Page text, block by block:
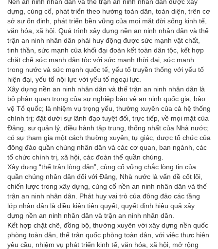
dựng, củng cố, phát triển theo hướng toàn dân, toàn diện, trên cơ
sở sự ổn định, phát triển bền vững của mọi mặt đời sống kinh tế,
văn hóa, xã hội. Quá trình xây dựng nền an ninh nhân dân và thế
trận an ninh nhân dân phải huy động được sức mạnh vật chất,
tinh thần, sức mạnh của khối đại đoàn kết toàn dân tộc, kết hợp
chặt chẽ sức mạnh dân tộc với sức mạnh thời đại, sức mạnh
trong nước và sức mạnh quốc tế, yếu tố truyền thống với yếu tố
hiện đại, yếu tố nội lực với yếu tố ngoại lực.
Xây dựng nền an ninh nhân dân và thế trận an ninh nhân dân là
bộ phận quan trọng của sự nghiệp bảo vệ an ninh quốc gia, bảo
vệ Tổ quốc; là nhiệm vụ trọng yếu, thường xuyên của cả hệ thống
chính trị; đặt dưới sự lãnh đạo tuyệt đối, trực tiếp, về mọi mặt của
Đảng, sự quản lý, điều hành tập trung, thống nhất của Nhà nước;
có sự tham gia một cách thường xuyên, tự giác, được tổ chức của
đông đảo quần chúng nhân dân và các cơ quan, ban ngành, các
tổ chức chính trị, xã hội, các đoàn thể quần chúng.
Xây dựng “thế trận lòng dân”, củng cố vững chắc lòng tin của
quần chúng nhân dân đối với Đảng, Nhà nước là vấn đề cốt lõi,
chiến lược trong xây dựng, củng cố nền an ninh nhân dân và thế
trận an ninh nhân dân. Phát huy vai trò của đông đảo các tầng
lớp nhân dân là điều kiện tiên quyết, quyết định hiệu quả xây
dựng nền an ninh nhân dân và trận an ninh nhân dân.
Kết hợp chặt chẽ, đồng bộ, thường xuyên với xây dựng nền quốc
phòng toàn dân, thế trận quốc phòng toàn dân, với việc thực hiện
yêu cầu, nhiệm vụ phát triển kinh tế, văn hóa, xã hội, mở rộng